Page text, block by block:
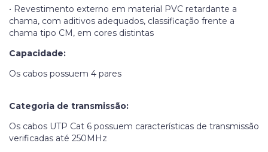
• Revestimento externo em material PVC retardante a
chama, com aditivos adequados, classificação frente a
chama tipo CM, em cores distintas
Capacidade:
Os cabos possuem 4 pares
Categoria de transmissão:
Os cabos UTP Cat 6 possuem características de transmissão
verificadas até 250MHz